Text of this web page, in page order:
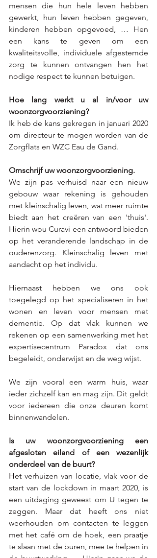
mensen die hun hele leven hebben
gewerkt, hun leven hebben gegeven,
kinderen hebben opgevoed, … Hen
een kans te geven om een
kwaliteitsvolle, individuele afgestemde
zorg te kunnen ontvangen hen het
nodige respect te kunnen betuigen.
Hoe lang werkt u al in/voor uw
woonzorgvoorziening?
Ik heb de kans gekregen in januari 2020
om directeur te mogen worden van de
Zorgflats en WZC Eau de Gand.
Omschrijf uw woonzorgvoorziening.
We zijn pas verhuisd naar een nieuw
gebouw waar rekening is gehouden
met kleinschalig leven, wat meer ruimte
biedt aan het creëren van een 'thuis'.
Hierin wou Curavi een antwoord bieden
op het veranderende landschap in de
ouderenzorg. Kleinschalig leven met
aandacht op het individu.
Hiernaast hebben we ons ook
toegelegd op het specialiseren in het
wonen en leven voor mensen met
dementie. Op dat vlak kunnen we
rekenen op een samenwerking met het
expertisecentrum Paradox dat ons
begeleidt, onderwijst en de weg wijst.
We zijn vooral een warm huis, waar
ieder zichzelf kan en mag zijn. Dit geldt
voor iedereen die onze deuren komt
binnenwandelen.
Is uw woonzorgvoorziening een
afgesloten eiland of een wezenlijk
onderdeel van de buurt?
Het verhuizen van locatie, vlak voor de
start van de lockdown in maart 2020, is
een uitdaging geweest om U tegen te
zeggen. Maar dat heeft ons niet
weerhouden om contacten te leggen
met het café om de hoek, een praatje
te slaan met de buren, mee te helpen in